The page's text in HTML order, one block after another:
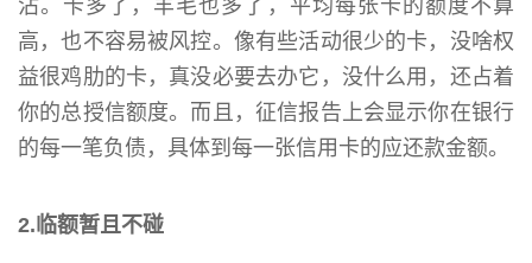
沾。卡多了，羊毛也多了，平均每张卡的额度不算
高，也不容易被风控。像有些活动很少的卡，没啥权
益很鸡肋的卡，真没必要去办它，没什么用，还占着
你的总授信额度。而且，征信报告上会显示你在银行
的每一笔负债，具体到每一张信用卡的应还款金额。
2.临额暂且不碰